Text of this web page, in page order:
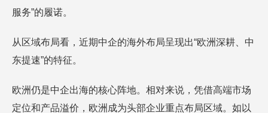
服务”的履诺。
从区域布局看，近期中企的海外布局呈现出“欧洲深耕、中
东提速”的特征。
欧洲仍是中企出海的核心阵地。相对来说，凭借高端市场
定位和产品溢价，欧洲成为头部企业重点布局区域。如以